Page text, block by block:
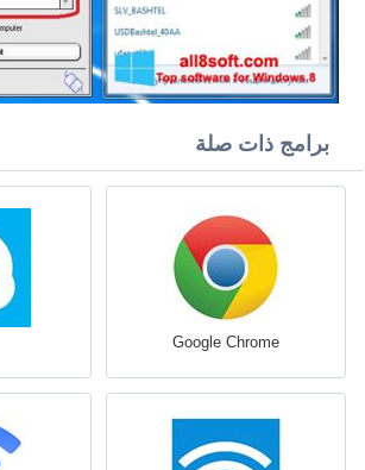
برامج ذات صلة
Google Chrome